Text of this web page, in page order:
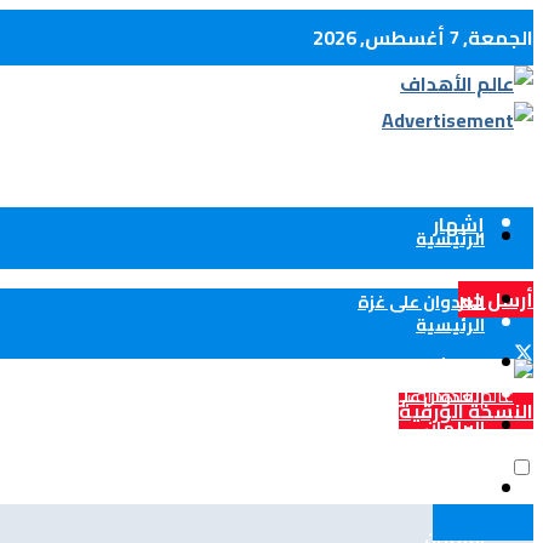
الجمعة, 7 أغسطس, 2026
كل الأخبار
إشهار
أرسل خبر
النسخة الورقية
36
الرئيسية
العدوان على غزة
الحدث الوطني
البرلمان
الرئيسية
العدوان على غزة